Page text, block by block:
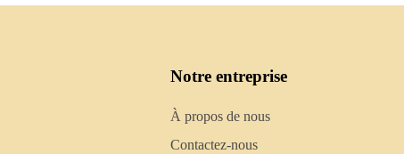
Notre entreprise
À propos de nous
Contactez-nous